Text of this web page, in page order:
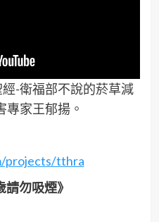
-衛福部不說的菸草減
專家王郁揚。
projects/tthra
請勿吸煙》